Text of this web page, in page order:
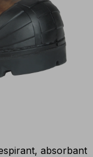
absorbant